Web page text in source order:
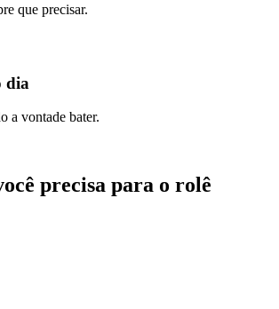
que precisar.
dia
a vontade bater.
precisa para o rolê